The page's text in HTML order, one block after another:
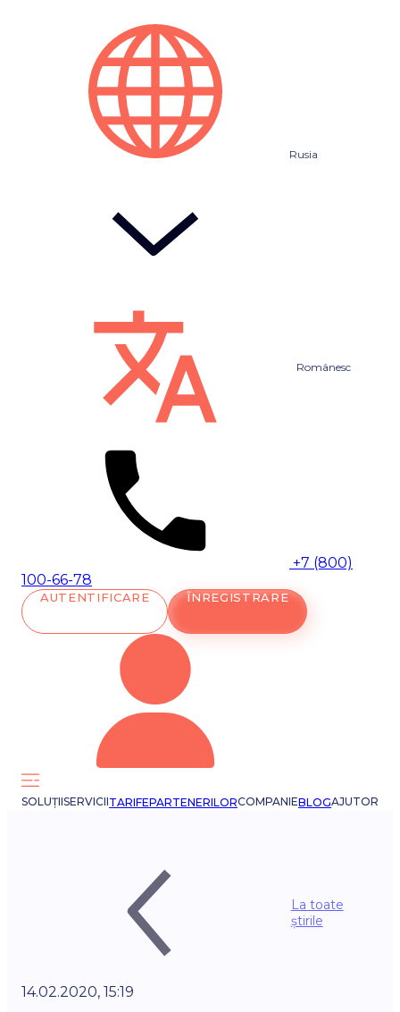
Rusia
Românesc
+7 (800)
100-66-78
AUTENTIFICARE ÎNREGISTRARE
SOLUȚIISERVICIITARIFEPARTENERILORCOMPANIEBLOGAJUTOR
La toate
știrile
14.02.2020, 15:19